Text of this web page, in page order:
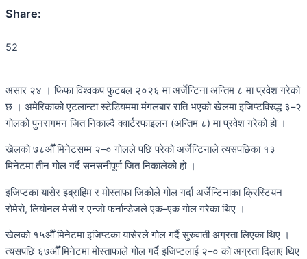
Share:
52
असार २४ । फिफा विश्वकप फुटबल २०२६ मा अर्जेन्टिना अन्तिम ८ मा प्रवेश गरेको
छ । अमेरिकाको एटलान्टा स्टेडियममा मंगलबार राति भएको खेलमा इजिप्टविरुद्ध ३–२
गोलको पुनरागमन जित निकाल्दै क्वार्टरफाइलन (अन्तिम ८) मा प्रवेश गरेको हो ।
खेलको ७८औँ मिनेटसम्म २–० गोलले पछि परेको अर्जेन्टिनाले त्यसपछिका १३
मिनेटमा तीन गोल गर्दै सनसनीपूर्ण जित निकालेको हो ।
इजिप्टका यासेर इब्राहिम र मोस्ताफा जिकोले गोल गर्दा अर्जेन्टिनाका क्रिस्टियन
रोमेरो, लियोनल मेसी र एन्जो फर्नान्डेजले एक–एक गोल गरेका थिए ।
खेलको १५औँ मिनेटमा इजिप्टका यासेरले गोल गर्दै सुरुवाती अग्रता लिएका थिए ।
त्यसपछि ६७औँ मिनेटमा मोस्ताफाले गोल गर्दै इजिप्टलाई २–० को अग्रता दिलाए थिए